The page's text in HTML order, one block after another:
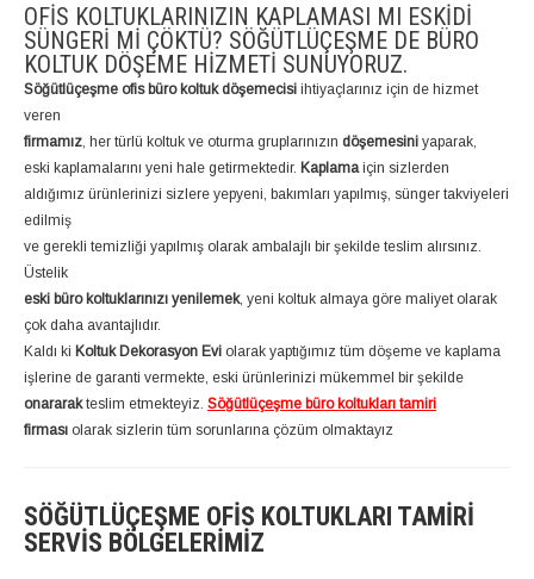
OFIS KOLTUKLARINIZIN KAPLAMASI MI ESKIDI
SÜNGERI MI ÇÖKTÜ? SÖĞÜTLÜÇEŞME DE BÜRO
KOLTUK DÖŞEME HIZMETI SUNUYORUZ.
Söğütlüçeşme ofis büro koltuk döşemecisi ihtiyaçlarınız için de hizmet
veren
firmamız , her türlü koltuk ve oturma gruplarınızın döşemesini yaparak,
eski kaplamalarını yeni hale getirmektedir. Kaplamaiçin sizlerden
aldığımız ürünlerinizi sizlere yepyeni, bakımları yapılmış, sünger takviyeleri
edilmiş
ve gerekli temizliği yapılmış olarak ambalajlı bir şekilde teslim alırsınız.
Üstelik
eski büro koltuklarınızı yenilemek, yeni koltuk almaya göre maliyet olarak
çok daha avantajlıdır.
Kaldı ki Koltuk Dekorasyon Evi olarak yaptığımız tüm döşeme ve kaplama
işlerine de garanti vermekte, eski ürünlerinizi mükemmel bir şekilde
onararakteslim etmekteyiz. Söğütlüçeşme büro koltukları tamiri
firması olarak sizlerin tüm sorunlarına çözüm olmaktayız
SÖĞÜTLÜÇEŞME OFIS KOLTUKLARI TAMIRI
SERVIS BÖLGELERIMIZ